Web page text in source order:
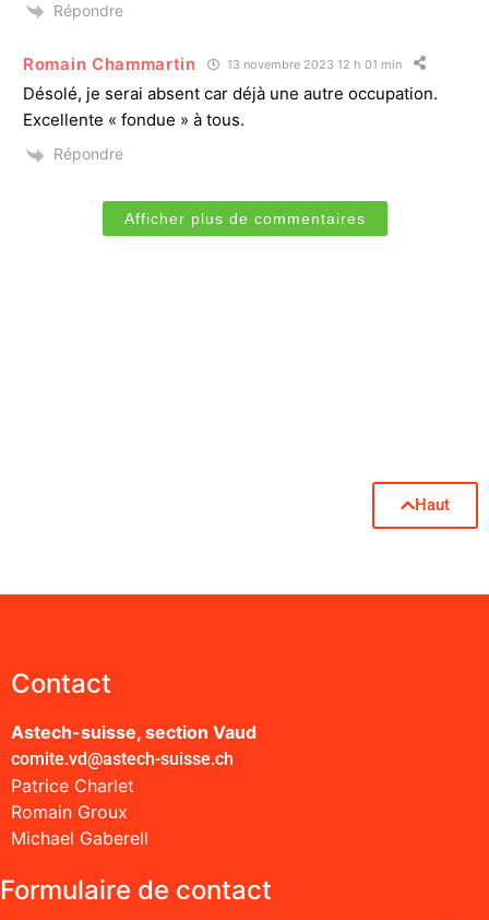
Répondre
Romain Chammartin 13 novembre 2023 12 h 01 min
Désolé, je serai absent car déjà une autre occupation.
Excellente « fondue » à tous.
Répondre
Afficher plus de commentaires
Haut
Contact
Astech-suisse, section Vaud
comite.vd@astech-suisse.ch
Patrice Charlet
Romain Groux
Michael Gaberell
Formulaire de contact